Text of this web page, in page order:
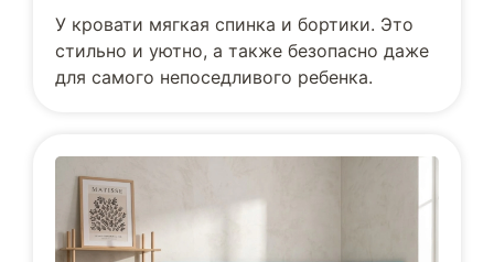
У кровати мягкая спинка и бортики. Это
стильно и уютно, а также безопасно даже
для самого непоседливого ребенка.